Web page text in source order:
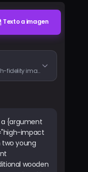
Texto a imagen
Flexible image sizes and high-fidelity image inputs